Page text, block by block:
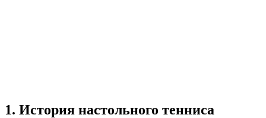
1. История настольного тенниса